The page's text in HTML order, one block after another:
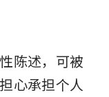
陈述，可被
心承担个人